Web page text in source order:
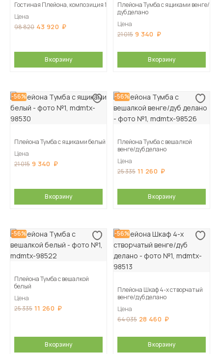
Гостиная Плейона, композиция 1
Цена
98 820 43 920
В корзину
Плейона Тумба с ящиками венге/
дуб делано
Цена
21 015 9 340
В корзину
-56%
Плейона Тумба с ящиками белый
Цена
21 015 9 340
В корзину
-56%
Плейона Тумба с вешалкой
венге/дуб делано
Цена
25 335 11 260
В корзину
-56%
Плейона Тумба с вешалкой
белый
Цена
25 335 11 260
В корзину
-56%
Плейона Шкаф 4-х створчатый
венге/дуб делано
Цена
64 035 28 460
В корзину